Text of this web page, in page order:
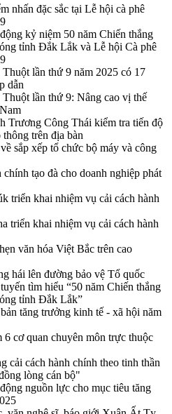
nhấn đặc sắc tại Lễ hội cà phê
kỷ niệm 50 năm Chiến thắng
tỉnh Đắk Lắk và Lễ hội Cà phê
lần thứ 9 năm 2025 có 17
dẫn
lần thứ 9: Nâng cao vị thế
Trương Công Thái kiểm tra tiến độ
trên địa bàn
sắp xếp tổ chức bộ máy và công
tạo đà cho doanh nghiệp phát
triển khai nhiệm vụ cải cách hành
triển khai nhiệm vụ cải cách hành
văn hóa Việt Bắc trên cao
hái lên đường bảo vệ Tổ quốc
tìm hiểu “50 năm Chiến thắng
tỉnh Đắk Lắk”
tăng trưởng kinh tế - xã hội năm
cơ quan chuyên môn trực thuộc
cải cách hành chính theo tinh thần
lòng cán bộ"
nguồn lực cho mục tiêu tăng